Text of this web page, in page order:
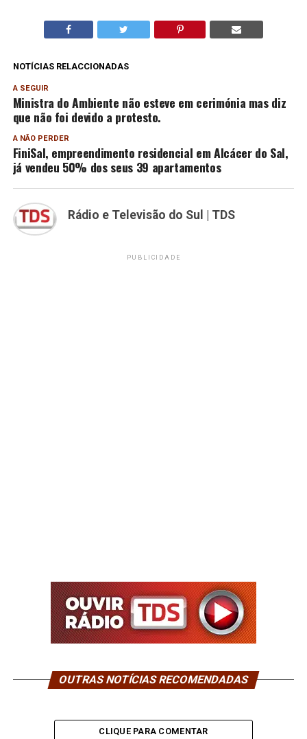
NOTÍCIAS RELACCIONADAS
A SEGUIR
Ministra do Ambiente não esteve em cerimónia mas diz
que não foi devido a protesto.
A NÃO PERDER
FiniSal, empreendimento residencial em Alcácer do Sal,
já vendeu 50% dos seus 39 apartamentos
Rádio e Televisão do Sul | TDS
PUBLICIDADE
OUTRAS NOTÍCIAS RECOMENDADAS
CLIQUE PARA COMENTAR